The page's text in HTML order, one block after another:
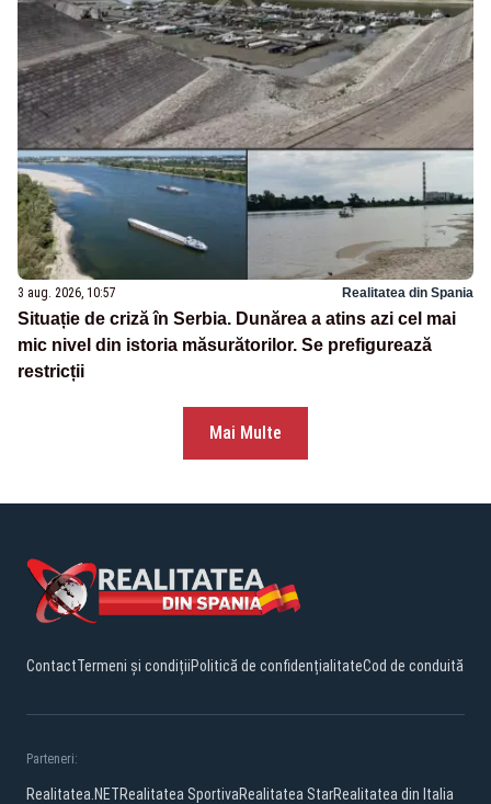
3 aug. 2026, 10:57 Realitatea din Spania
Situație de criză în Serbia. Dunărea a atins azi cel mai
mic nivel din istoria măsurătorilor. Se prefigurează
restricții
Mai Multe
ContactTermeni și condițiiPolitică de confidențialitateCod de conduită
Parteneri:
Realitatea.NETRealitatea SportivaRealitatea StarRealitatea din Italia